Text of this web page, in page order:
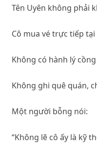
Tên Uyên không phải
Cô mua vé trực tiếp
Không có hành lý
Không ghi quê quán,
Một người bỗng nói:
“Không lẽ cô ấy là kỹ